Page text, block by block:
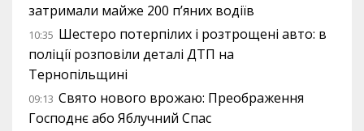
затримали майже 200 п’яних водіїв
10:35 Шестеро потерпілих і розтрощені авто: в
поліції розповіли деталі ДТП на
Тернопільщині
09:13 Свято нового врожаю: Преображення
Господнє або Яблучний Спас